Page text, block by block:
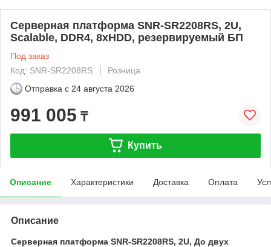
Серверная платформа SNR-SR2208RS, 2U,
Scalable, DDR4, 8xHDD, резервируемый БП
Под заказ
Код: SNR-SR2208RS
Розница
Отправка с 24 августа 2026
991 005 ₸
Купить
Описание Характеристики Доставка Оплата
Описание
Серверная платформа SNR-SR2208RS, 2U, До двух